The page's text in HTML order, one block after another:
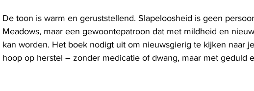
De toon is warm en geruststellend. Slapeloosheid is geen
Meadows, maar een gewoontepatroon dat met mildheid en
kan worden. Het boek nodigt uit om nieuwsgierig te kijken naar
hoop op herstel – zonder medicatie of dwang, maar met geduld